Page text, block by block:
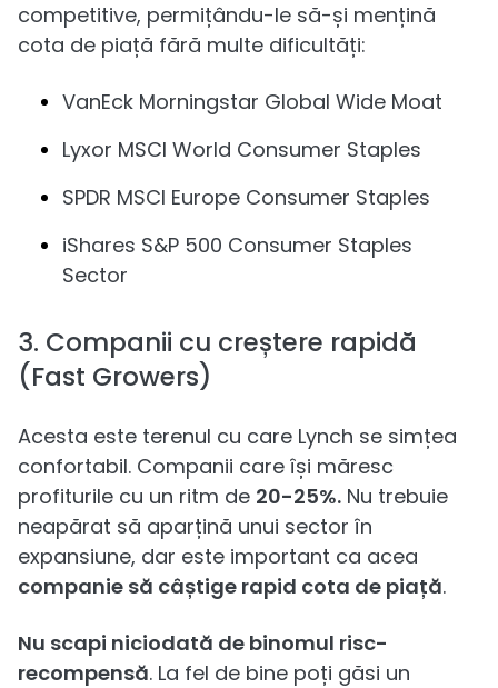
competitive, permițându-le să-și mențină
cota de piață fără multe dificultăți:
VanEck Morningstar Global Wide Moat
Lyxor MSCI World Consumer Staples
SPDR MSCI Europe Consumer Staples
iShares S&P 500 Consumer Staples
Sector
3. Companii cu creștere rapidă
(Fast Growers)
Acesta este terenul cu care Lynch se simțea
confortabil. Companii care își măresc
profiturile cu un ritm de 20-25%. Nu trebuie
neapărat să aparțină unui sector în
expansiune, dar este important ca acea
companie să câștige rapid cota de piață.
Nu scapi niciodată de binomul risc-
recompensă. La fel de bine poți găsi un